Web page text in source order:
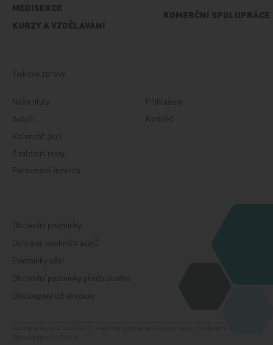
MEDISEKCE
KURZY A VZDĚLÁVÁNÍ
KOMERČNÍ SPOLUPRÁCE
Tiskové zprávy
Naše tituly
Autoři
Kalendář akcí
Znalostní testy
Personální inzerce
Přihlášení
Kontakt
Obchodní podmínky
Ochrana osobních údajů
Podmínky užití
Obchodní podmínky předplatného
Odstoupení od smlouvy